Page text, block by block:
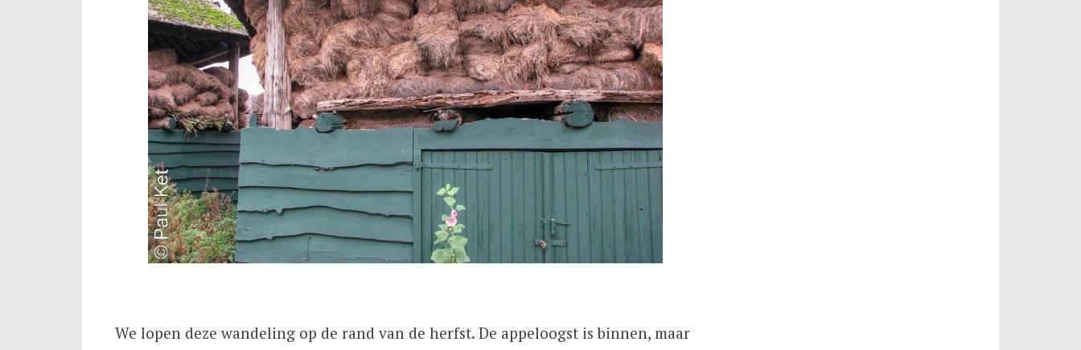
We lopen deze wandeling op de rand van de herfst. De appeloogst is binnen, maar